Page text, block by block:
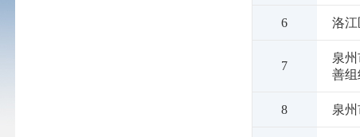
6 洛江
7
泉
善组
8 泉